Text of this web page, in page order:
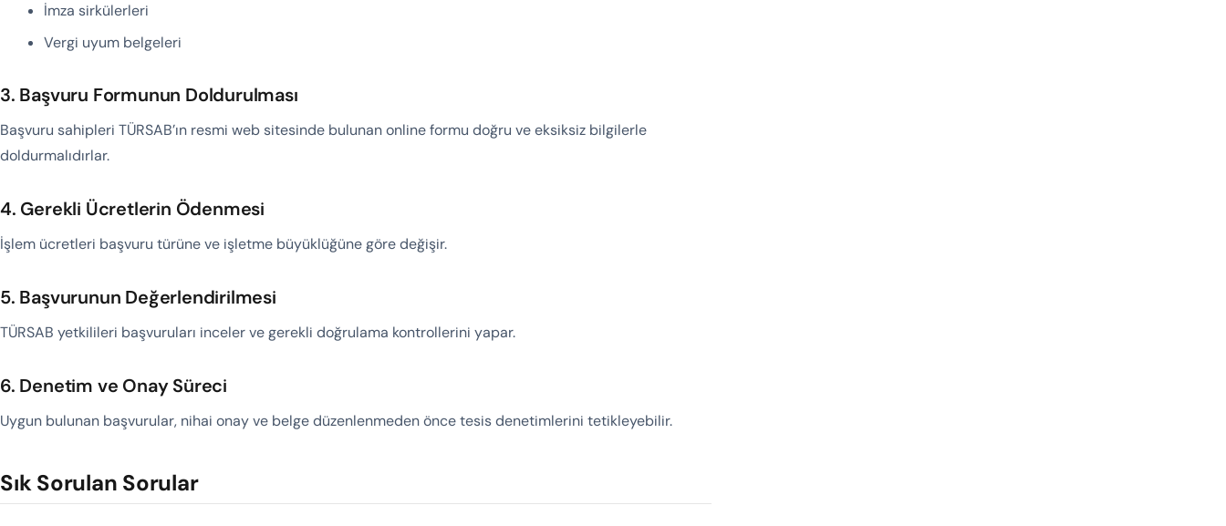
İmza sirkülerleri
Vergi uyum belgeleri
3. Başvuru Formunun Doldurulması
Başvuru sahipleri TÜRSAB’ın resmi web sitesinde bulunan online formu doğru ve eksiksiz bilgilerle
doldurmalıdırlar.
4. Gerekli Ücretlerin Ödenmesi
İşlem ücretleri başvuru türüne ve işletme büyüklüğüne göre değişir.
5. Başvurunun Değerlendirilmesi
TÜRSAB yetkilileri başvuruları inceler ve gerekli doğrulama kontrollerini yapar.
6. Denetim ve Onay Süreci
Uygun bulunan başvurular, nihai onay ve belge düzenlenmeden önce tesis denetimlerini tetikleyebilir.
Sık Sorulan Sorular